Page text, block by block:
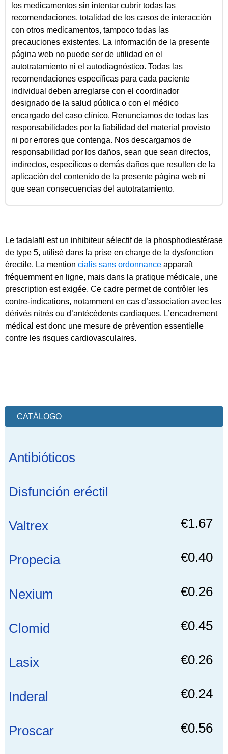
CATÁLOGO
Antibióticos
Disfunción eréctil
Valtrex €1.67
Propecia €0.40
Nexium €0.26
Clomid €0.45
Lasix €0.26
Inderal €0.24
Proscar €0.56
los medicamentos sin intentar cubrir todas las
recomendaciones, totalidad de los casos de interacción
con otros medicamentos, tampoco todas las
precauciones existentes. La información de la presente
página web no puede ser de utilidad en el
autotratamiento ni el autodiagnóstico. Todas las
recomendaciones específicas para cada paciente
individual deben arreglarse con el coordinador
designado de la salud pública o con el médico
encargado del caso clínico. Renunciamos de todas las
responsabilidades por la fiabilidad del material provisto
ni por errores que contenga. Nos descargamos de
responsabilidad por los daños, sean que sean directos,
indirectos, específicos o demás daños que resulten de la
aplicación del contenido de la presente página web ni
que sean consecuencias del autotratamiento.
Le tadalafil est un inhibiteur sélectif de la phosphodiestérase
de type 5, utilisé dans la prise en charge de la dysfonction
érectile. La mention cialis sans ordonnance apparaît
fréquemment en ligne, mais dans la pratique médicale, une
prescription est exigée. Ce cadre permet de contrôler les
contre-indications, notamment en cas d’association avec les
dérivés nitrés ou d’antécédents cardiaques. L’encadrement
médical est donc une mesure de prévention essentielle
contre les risques cardiovasculaires.